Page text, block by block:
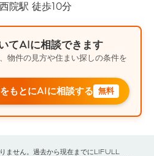
西院駅 徒歩10分
てAIに相談できます
物件の見方や住まい探しの条件を
もとにAIに相談する 無料
ません。過去から現在までにLIFULL